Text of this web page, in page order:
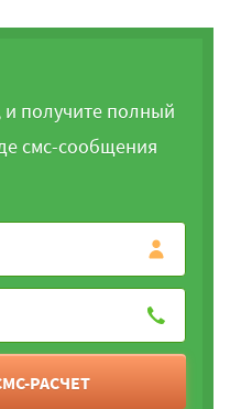
получите полный
смс-сообщения
РАСЧЕТ